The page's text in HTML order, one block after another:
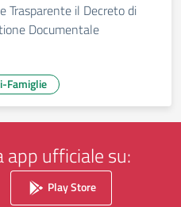
Trasparente il Decreto di
Documentale
Famiglie
app ufficiale su:
Play Store